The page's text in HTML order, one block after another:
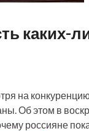
каких-
на
Об этом в
россияне